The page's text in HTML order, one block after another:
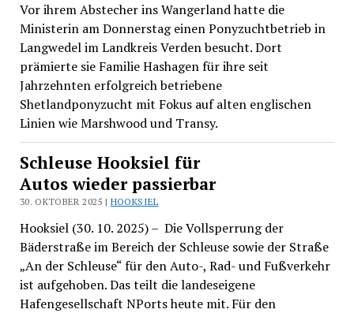
Vor ihrem Abstecher ins Wangerland hatte die
Ministerin am Donnerstag einen Ponyzuchtbetrieb in
Langwedel im Landkreis Verden besucht. Dort
prämierte sie Familie Hashagen für ihre seit
Jahrzehnten erfolgreich betriebene
Shetlandponyzucht mit Fokus auf alten englischen
Linien wie Marshwood und Transy.
Schleuse Hooksiel für
Autos wieder passierbar
30. OKTOBER 2025 | HOOKSIEL
Hooksiel (30. 10. 2025) – Die Vollsperrung der
Bäderstraße im Bereich der Schleuse sowie der Straße
„An der Schleuse“ für den Auto-, Rad- und Fußverkehr
ist aufgehoben. Das teilt die landeseigene
Hafengesellschaft NPorts heute mit. Für den